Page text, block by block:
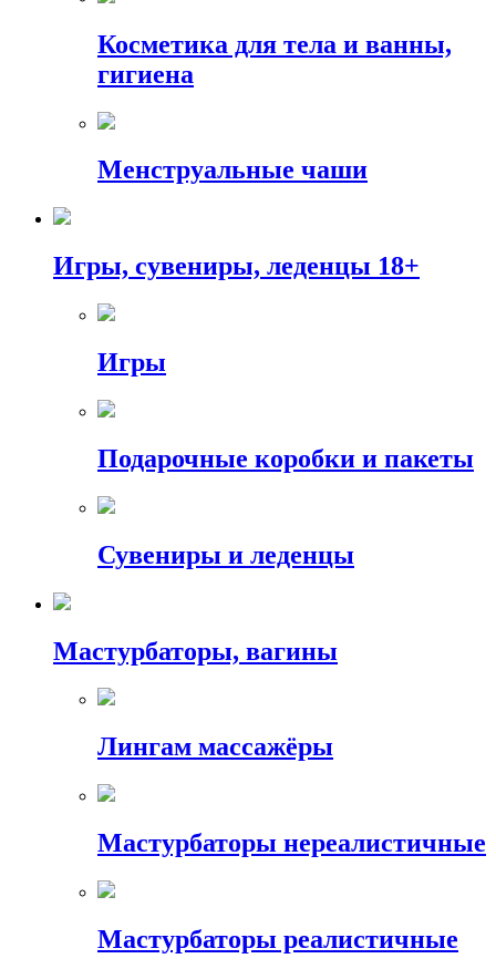
Косметика для тела и ванны,
гигиена
Менструальные чаши
Игры, сувениры, леденцы 18+
Игры
Подарочные коробки и пакеты
Сувениры и леденцы
Мастурбаторы, вагины
Лингам массажёры
Мастурбаторы нереалистичные
Мастурбаторы реалистичные